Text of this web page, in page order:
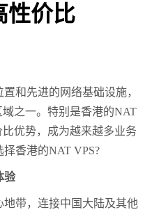
性价比
先进的网络基础设施，
之一。特别是香港的NAT
优势，成为越来越多业务
香港的NAT VPS?
验
带，连接中国大陆及其他